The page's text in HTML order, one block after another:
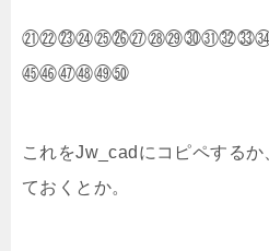
㉑㉒㉓㉔㉕㉖㉗㉘㉙㉚㉛㉜㉝
㊺㊻㊼㊽㊾㊿
これをJw_cadにコピペする
ておくとか。